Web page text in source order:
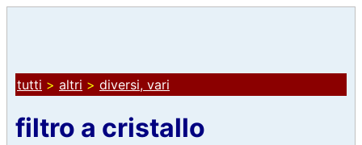
tutti > altri > diversi, vari
filtro a cristallo